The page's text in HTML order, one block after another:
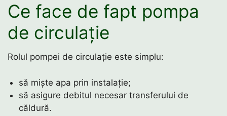
Ce face de fapt pompa
de circulație
Rolul pompei de circulație este simplu:
să miște apa prin instalație;
să asigure debitul necesar transferului de
căldură.